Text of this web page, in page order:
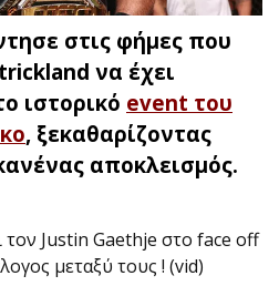
στις φήμες που
να έχει
ιστορικό event του
, ξεκαθαρίζοντας
αποκλεισμός.
Justin Gaethje στο face off
μεταξύ τους ! (vid)